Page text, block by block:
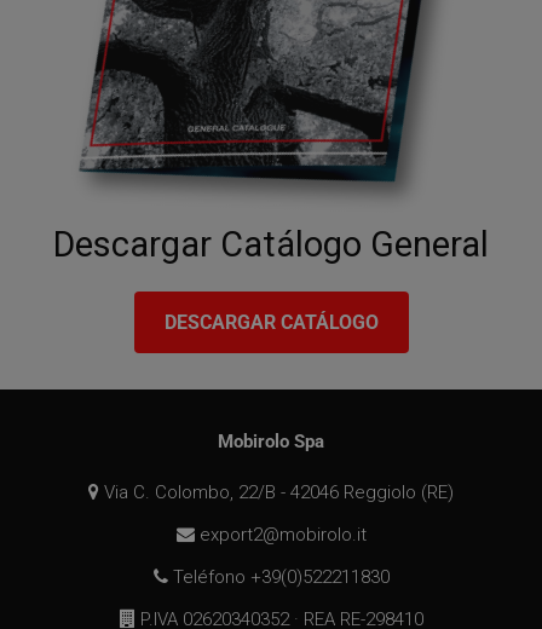
Descargar Catálogo General
DESCARGAR CATÁLOGO
Mobirolo Spa
Via C. Colombo, 22/B - 42046 Reggiolo (RE)
export2@mobirolo.it
Teléfono +39(0)522211830
P.IVA 02620340352 · REA RE-298410
VISITOR_PRIVACY_METADATA
YouTube
.youtube.com